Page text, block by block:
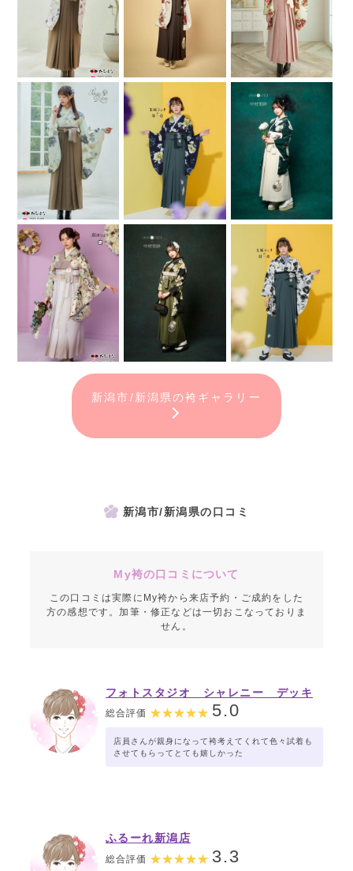
新潟市/新潟県の袴ギャラリー
新潟市/新潟県の口コミ
My袴の口コミについて
この口コミは実際にMy袴から来店予約・ご成約をした
方の感想です。加筆・修正などは一切おこなっておりま
せん。
フォトスタジオ シャレニー デッキ
ー401店
総合評価 5.0
店員さんが親身になって袴考えてくれて色々試着も
させてもらってとても嬉しかった
ふるーれ新潟店
総合評価 3.3